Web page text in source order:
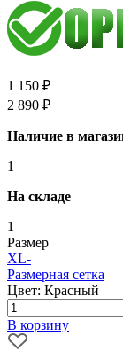
1 150 ₽
2 890 ₽
Наличие в
1
На складе
1
Размер
XL-
Размерная сетка
Цвет: Красный
В корзину